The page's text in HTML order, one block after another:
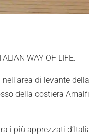
WAY OF LIFE.
di levante
della costiera
i più apprezzati